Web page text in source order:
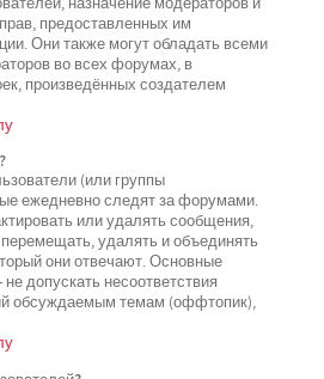
предоставленных им
Они также могут обладать всеми
во всех форумах, в
произведённых создателем
(или группы
ежедневно следят за форумами.
или удалять сообщения,
удалять и объединять
они отвечают. Основные
допускать несоответствия
обсуждаемым темам (оффтопик),